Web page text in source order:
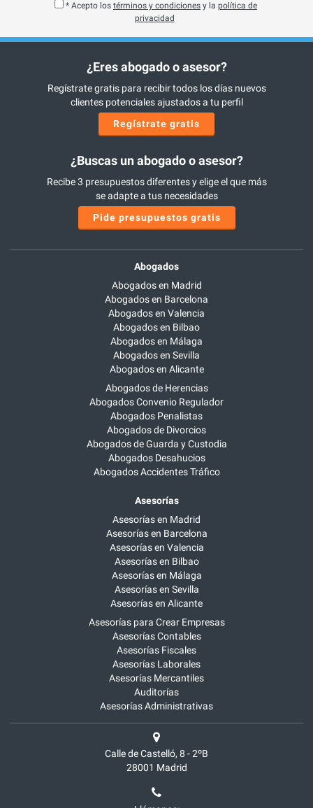
* Acepto los términos y condiciones y la política de
privacidad
¿Eres abogado o asesor?
Regístrate gratis para recibir todos los días nuevos
clientes potenciales ajustados a tu perfil
Regístrate gratis
¿Buscas un abogado o asesor?
Recibe 3 presupuestos diferentes y elige el que más
se adapte a tus necesidades
Pide presupuestos gratis
Abogados
Abogados en Madrid
Abogados en Barcelona
Abogados en Valencia
Abogados en Bilbao
Abogados en Málaga
Abogados en Sevilla
Abogados en Alicante
Abogados de Herencias
Abogados Convenio Regulador
Abogados Penalistas
Abogados de Divorcios
Abogados de Guarda y Custodia
Abogados Desahucios
Abogados Accidentes Tráfico
Asesorías
Asesorías en Madrid
Asesorías en Barcelona
Asesorías en Valencia
Asesorías en Bilbao
Asesorías en Málaga
Asesorías en Sevilla
Asesorías en Alicante
Asesorías para Crear Empresas
Asesorías Contables
Asesorías Fiscales
Asesorías Laborales
Asesorías Mercantiles
Auditorías
Asesorías Administrativas
Calle de Castelló, 8 - 2ºB
28001 Madrid